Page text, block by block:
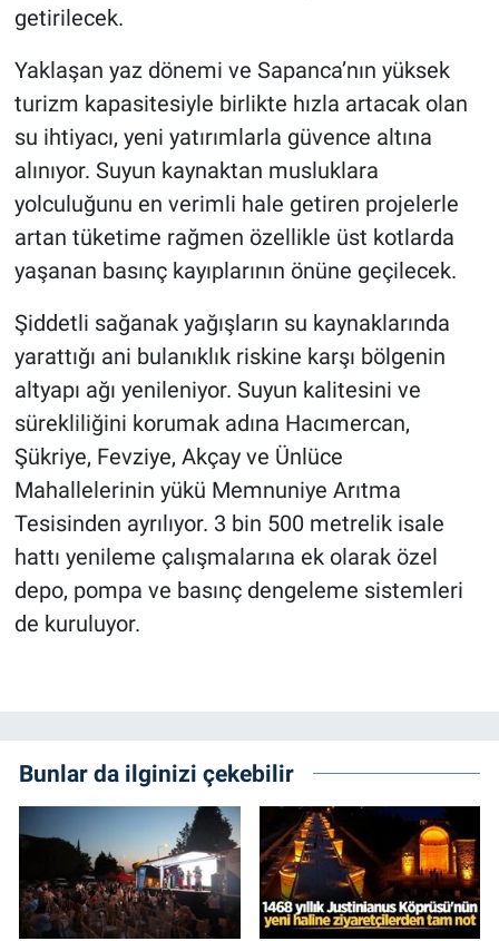
getirilecek.
Yaklaşan yaz dönemi ve Sapanca’nın yüksek
turizm kapasitesiyle birlikte hızla artacak olan
su ihtiyacı, yeni yatırımlarla güvence altına
alınıyor. Suyun kaynaktan musluklara
yolculuğunu en verimli hale getiren projelerle
artan tüketime rağmen özellikle üst kotlarda
yaşanan basınç kayıplarının önüne geçilecek.
Şiddetli sağanak yağışların su kaynaklarında
yarattığı ani bulanıklık riskine karşı bölgenin
altyapı ağı yenileniyor. Suyun kalitesini ve
sürekliliğini korumak adına Hacımercan,
Şükriye, Fevziye, Akçay ve Ünlüce
Mahallelerinin yükü Memnuniye Arıtma
Tesisinden ayrılıyor. 3 bin 500 metrelik isale
hattı yenileme çalışmalarına ek olarak özel
depo, pompa ve basınç dengeleme sistemleri
de kuruluyor.
Bunlar da ilginizi çekebilir